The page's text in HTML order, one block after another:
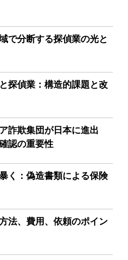
で分断する探偵業の光と
探偵業：構造的課題と改
詐欺集団が日本に進出
認の重要性
く：偽造書類による保険
法、費用、依頼のポイン